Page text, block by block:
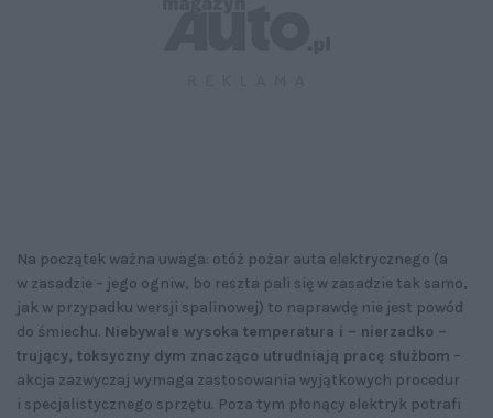
Na początek ważna uwaga: otóż pożar auta elektrycznego (a
w zasadzie – jego ogniw, bo reszta pali się w zasadzie tak samo,
jak w przypadku wersji spalinowej) to naprawdę nie jest powód
do śmiechu. Niebywale wysoka temperatura i – nierzadko –
trujący, toksyczny dym znacząco utrudniają pracę służbom –
akcja zazwyczaj wymaga zastosowania wyjątkowych procedur
i specjalistycznego sprzętu. Poza tym płonący elektryk potrafi